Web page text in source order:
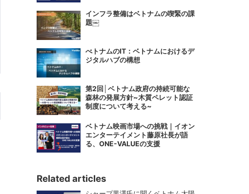
インフラ整備はベトナムの喫緊の課
題￼
べトナムのIT：ベトナムにおけるデ
ジタルハブの構想
第2回│ベトナム政府の持続可能な
森林の発展方針~木質ペレット認証
制度について考える~
ベトナム映画市場への挑戦｜イオン
エンターテイメント藤原社長が語
る、ONE-VALUEの支援
Related articles